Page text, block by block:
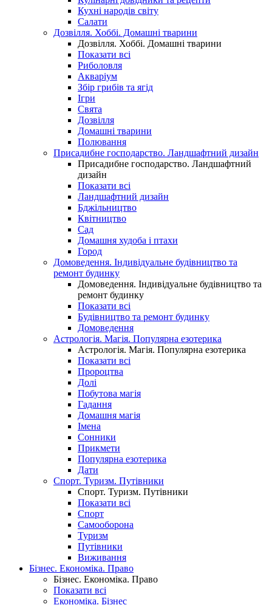
Кухні народів світу
Салати
Дозвілля. Хоббі. Домашні тварини
Дозвілля. Хоббі. Домашні тварини
Показати всі
Риболовля
Акваріум
Збір грибів та ягід
Ігри
Свята
Дозвілля
Домашні тварини
Полювання
Присадибне господарство. Ландшафтний дизайн
Присадибне господарство. Ландшафтний
дизайн
Показати всі
Ландшафтний дизайн
Бджільництво
Квітництво
Сад
Домашня худоба і птахи
Город
Домоведення. Індивідуальне будівництво та
ремонт будинку
Домоведення. Індивідуальне будівництво та
ремонт будинку
Показати всі
Будівництво та ремонт будинку
Домоведення
Астрологія. Магія. Популярна езотерика
Астрологія. Магія. Популярна езотерика
Показати всі
Пророцтва
Долі
Побутова магія
Гадання
Домашня магія
Імена
Сонники
Прикмети
Популярна езотерика
Дати
Спорт. Туризм. Путівники
Спорт. Туризм. Путівники
Показати всі
Спорт
Самооборона
Туризм
Путівники
Виживання
Бізнес. Економіка. Право
Бізнес. Економіка. Право
Показати всі
Економіка. Бізнес